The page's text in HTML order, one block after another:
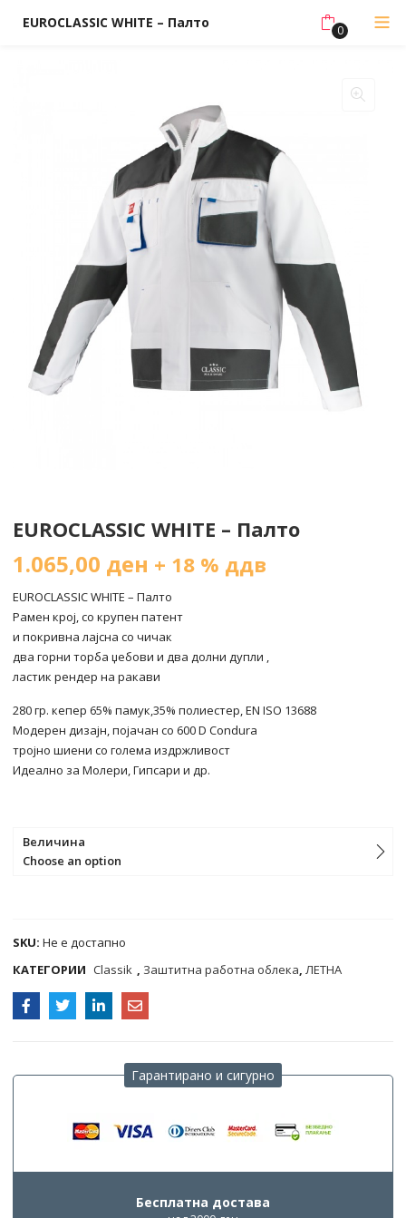
EUROCLASSIC WHITE – Палто 0
EUROCLASSIC WHITE – Палто
1.065,00 ден + 18 % ддв
EUROCLASSIC WHITE – Палто
Рамен крој, со крупен патент
и покривна лајсна со чичак
два горни торба џебови и два долни дупли ,
ластик рендер на ракави
280 гр. кепер 65% памук,35% полиестер, EN ISO 13688
Модерен дизајн, појачан со 600 D Condura
тројно шиени со голема издржливост
Идеално за Молери, Гипсари и др.
Величина
Choose an option
SKU:Не е достапно
КАТЕГОРИИ Classik , Заштитна работна облека,ЛЕТНА
Гарантирано и сигурно
Бесплатна достава